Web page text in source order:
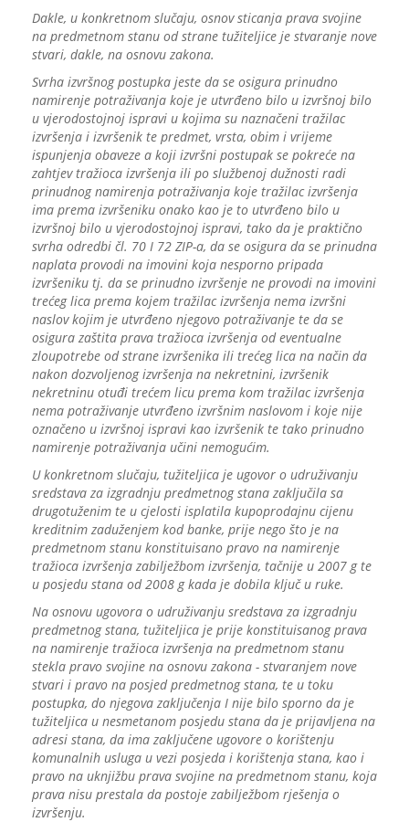
Dakle, u konkretnom slučaju, osnov sticanja prava svojine
na predmetnom stanu od strane tužiteljice je stvaranje nove
stvari, dakle, na osnovu zakona.
Svrha izvršnog postupka jeste da se osigura prinudno
namirenje potraživanja koje je utvrđeno bilo u izvršnoj bilo
u vjerodostojnoj ispravi u kojima su naznačeni tražilac
izvršenja i izvršenik te predmet, vrsta, obim i vrijeme
ispunjenja obaveze a koji izvršni postupak se pokreće na
zahtjev tražioca izvršenja ili po službenoj dužnosti radi
prinudnog namirenja potraživanja koje tražilac izvršenja
ima prema izvršeniku onako kao je to utvrđeno bilo u
izvršnoj bilo u vjerodostojnoj ispravi, tako da je praktično
svrha odredbi čl. 70 I 72 ZIP-a, da se osigura da se prinudna
naplata provodi na imovini koja nesporno pripada
izvršeniku tj. da se prinudno izvršenje ne provodi na imovini
trećeg lica prema kojem tražilac izvršenja nema izvršni
naslov kojim je utvrđeno njegovo potraživanje te da se
osigura zaštita prava tražioca izvršenja od eventualne
zloupotrebe od strane izvršenika ili trećeg lica na način da
nakon dozvoljenog izvršenja na nekretnini, izvršenik
nekretninu otuđi trećem licu prema kom tražilac izvršenja
nema potraživanje utvrđeno izvršnim naslovom i koje nije
označeno u izvršnoj ispravi kao izvršenik te tako prinudno
namirenje potraživanja učini nemogućim.
U konkretnom slučaju, tužiteljica je ugovor o udruživanju
sredstava za izgradnju predmetnog stana zaključila sa
drugotuženim te u cjelosti isplatila kupoprodajnu cijenu
kreditnim zaduženjem kod banke, prije nego što je na
predmetnom stanu konstituisano pravo na namirenje
tražioca izvršenja zabilježbom izvršenja, tačnije u 2007 g te
u posjedu stana od 2008 g kada je dobila ključ u ruke.
Na osnovu ugovora o udruživanju sredstava za izgradnju
predmetnog stana, tužiteljica je prije konstituisanog prava
na namirenje tražioca izvršenja na predmetnom stanu
stekla pravo svojine na osnovu zakona - stvaranjem nove
stvari i pravo na posjed predmetnog stana, te u toku
postupka, do njegova zaključenja I nije bilo sporno da je
tužiteljica u nesmetanom posjedu stana da je prijavljena na
adresi stana, da ima zaključene ugovore o korištenju
komunalnih usluga u vezi posjeda i korištenja stana, kao i
pravo na uknjižbu prava svojine na predmetnom stanu, koja
prava nisu prestala da postoje zabilježbom rješenja o
izvršenju.